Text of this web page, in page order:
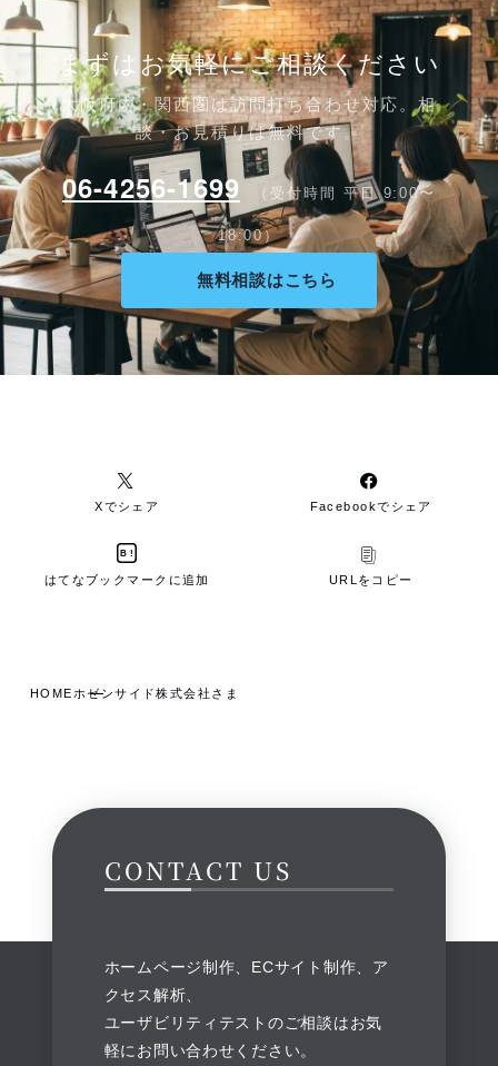
まずはお気軽にご相談ください
大阪府内・関西圏は訪問打ち合わせ対応。相
談・お見積りは無料です。
06-4256-1699 （受付時間 平日 9:00〜
18:00）
無料相談はこちら
Xでシェア Facebookでシェア
B!
はてなブックマークに追加 URLをコピー
HOME ホゼンサイド株式会社さま
CONTACT US
ホームページ制作、ECサイト制作、ア
クセス解析、
ユーザビリティテストのご相談はお気
軽にお問い合わせください。